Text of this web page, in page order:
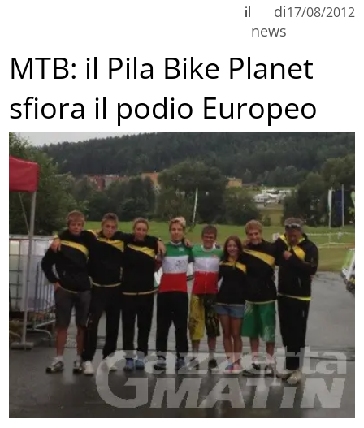
di
news
il 17/08/2012
MTB: il Pila Bike Planet
sfiora il podio Europeo